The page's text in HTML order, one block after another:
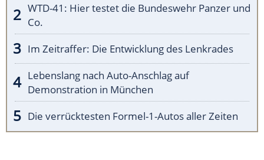
WTD-41: Hier testet die Bundeswehr Panzer und
Co.
Im Zeitraffer: Die Entwicklung des Lenkrades
Lebenslang nach Auto-Anschlag auf
Demonstration in München
Die verrücktesten Formel-1-Autos aller Zeiten